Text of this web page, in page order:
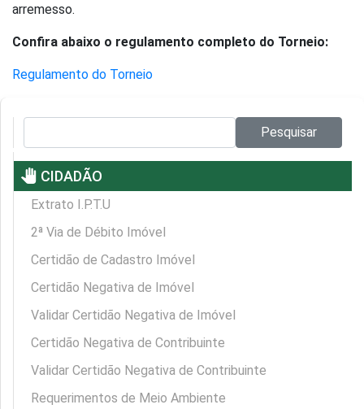
arremesso.
Confira abaixo o regulamento completo do Torneio:
Regulamento do Torneio
Pesquisar
pan_tool CIDADÃO
Extrato I.P.T.U
2ª Via de Débito Imóvel
Certidão de Cadastro Imóvel
Certidão Negativa de Imóvel
Validar Certidão Negativa de Imóvel
Certidão Negativa de Contribuinte
Validar Certidão Negativa de Contribuinte
Requerimentos de Meio Ambiente